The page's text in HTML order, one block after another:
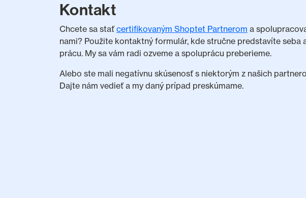
Kontakt
Chcete sa stať certifikovaným Shoptet Partnerom a
nami? Použite kontaktný formulár, kde stručne predstavíte seba
prácu. My sa vám radi ozveme a spoluprácu preberieme.
Alebo ste mali negatívnu skúsenosť s niektorým z našich
Dajte nám vedieť a my daný prípad preskúmame.